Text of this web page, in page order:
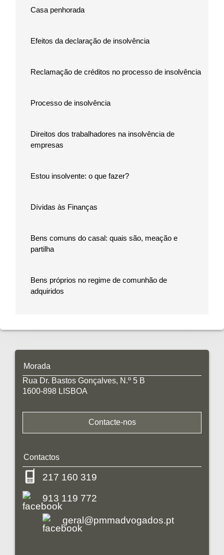
Casa penhorada
Efeitos da declaração de insolvência
Reclamação de créditos no processo de insolvência
Processo de insolvência
Direitos dos trabalhadores na insolvência de
empresas
Estou insolvente: o que fazer?
Dívidas às Finanças
Bens comuns do casal: quais são, meação e
partilha
Bens próprios no regime de comunhão de
adquiridos
Morada
Rua Dr. Bastos Gonçalves, N.º 5 B
1600-898 LISBOA
Contacte-nos
Contactos
217 160 319
913 119 772
geral@pmmadvogados.pt